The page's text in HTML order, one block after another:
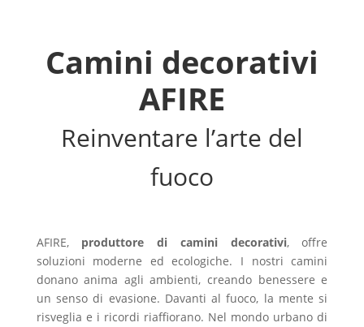
Camini decorativi
AFIRE
Reinventare l’arte del
fuoco
AFIRE, produttore di camini decorativi, offre
soluzioni moderne ed ecologiche. I nostri camini
donano anima agli ambienti, creando benessere e
un senso di evasione. Davanti al fuoco, la mente si
risveglia e i ricordi riaffiorano. Nel mondo urbano di